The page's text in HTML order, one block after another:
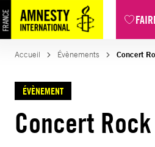
Accueil Évènements Concert
ÉVÈNEMENT
Concert